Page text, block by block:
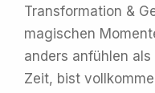
Transformation &
magischen
anders anfühlen
Zeit, bist